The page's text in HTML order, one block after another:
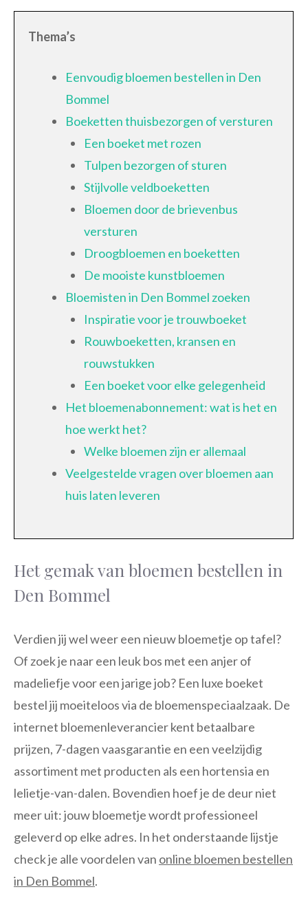
Thema’s
Eenvoudig bloemen bestellen in Den
Bommel
Boeketten thuisbezorgen of versturen
Een boeket met rozen
Tulpen bezorgen of sturen
Stijlvolle veldboeketten
Bloemen door de brievenbus
versturen
Droogbloemen en boeketten
De mooiste kunstbloemen
Bloemisten in Den Bommel zoeken
Inspiratie voor je trouwboeket
Rouwboeketten, kransen en
rouwstukken
Een boeket voor elke gelegenheid
Het bloemenabonnement: wat is het en
hoe werkt het?
Welke bloemen zijn er allemaal
Veelgestelde vragen over bloemen aan
huis laten leveren
Het gemak van bloemen bestellen in
Den Bommel
Verdien jij wel weer een nieuw bloemetje op tafel?
Of zoek je naar een leuk bos met een anjer of
madeliefje voor een jarige job? Een luxe boeket
bestel jij moeiteloos via de bloemenspeciaalzaak. De
internet bloemenleverancier kent betaalbare
prijzen, 7-dagen vaasgarantie en een veelzijdig
assortiment met producten als een hortensia en
lelietje-van-dalen. Bovendien hoef je de deur niet
meer uit: jouw bloemetje wordt professioneel
geleverd op elke adres. In het onderstaande lijstje
check je alle voordelen van online bloemen bestellen
in Den Bommel.